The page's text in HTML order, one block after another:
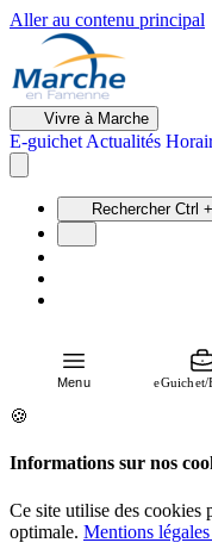
Aller au contenu principal
Vivre à Marche
E-guichet Actualités
Rechercher Ctrl
Menu
🍪
Informations sur nos
Ce site utilise des cookies
optimale. Mentions